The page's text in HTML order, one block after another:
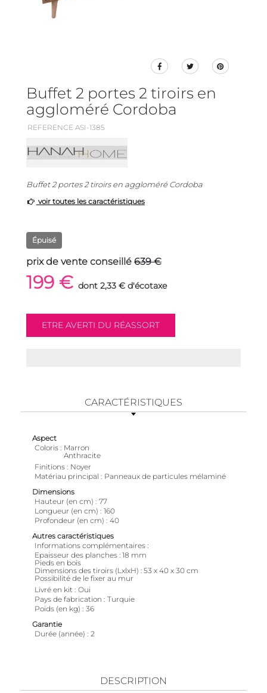
Buffet 2 portes 2 tiroirs en
aggloméré Cordoba
REFERENCE ASI-1385
Buffet 2 portes 2 tiroirs en aggloméré Cordoba
voir toutes les caractéristiques
Épuisé
prix de vente conseillé 639 €
199 € dont 2,33 € d'écotaxe
CARACTÉRISTIQUES
Aspect
Coloris
Marron
Anthracite
Finitions
Noyer
Matériau principal
Panneaux de particules mélaminé
Dimensions
Hauteur (en cm)
77
Longueur (en cm)
160
Profondeur (en cm)
40
Autres caractéristiques
Informations complémentaires
Epaisseur des planches : 18 mm
Pieds en bois
Dimensions des tiroirs (LxlxH) : 53 x 40 x 30 cm
Possibilité de le fixer au mur
Livré en kit Oui
Pays de fabrication
Turquie
Poids (en kg)
36
Garantie
Durée (année)
2
DESCRIPTION